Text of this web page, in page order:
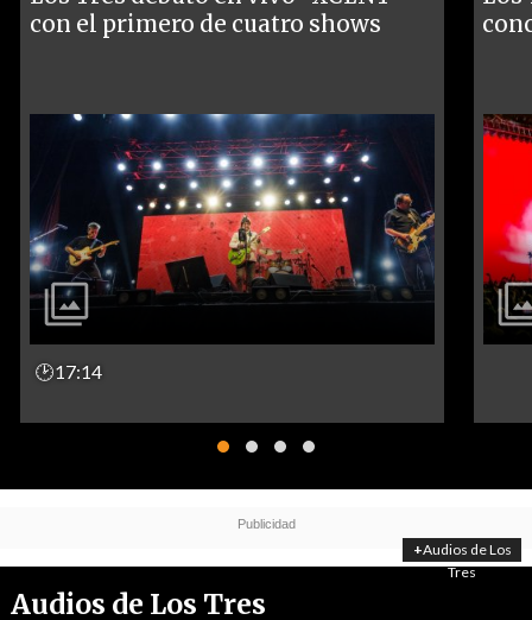
con el primero de cuatro shows
🕑17:14
Audios de Los Tres
+Audios de Los
Tres